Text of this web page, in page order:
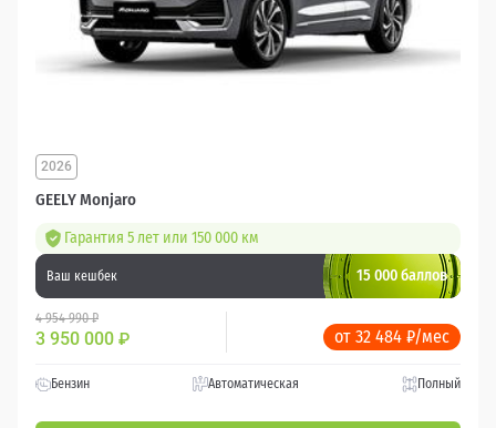
GEELY Monjaro
2026
Гарантия 5 лет или 150 000 км
Ваш кешбек 15 000 баллов
4 954 990 ₽
3 950 000 ₽ от 32 484 ₽/мес
Бензин Автоматическая Полный